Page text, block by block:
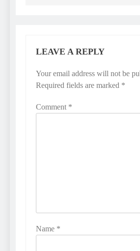
LEAVE A REPLY
Your email address will not be
Required fields are marked *
Comment *
Name *